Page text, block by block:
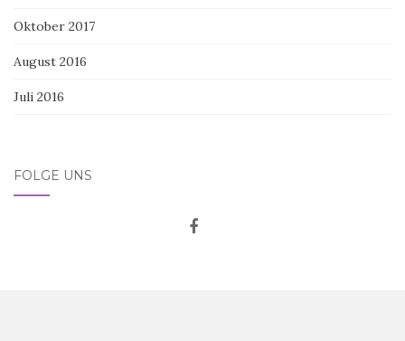
Oktober 2017
August 2016
Juli 2016
FOLGE UNS